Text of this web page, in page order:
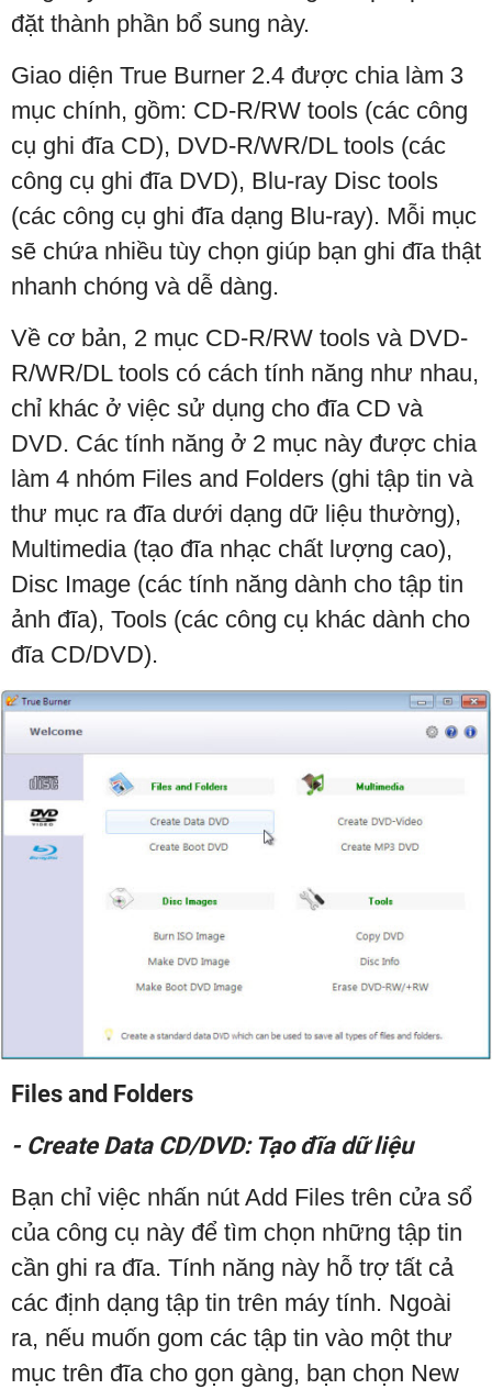
đặt thành phần bổ sung này.
Giao diện True Burner 2.4 được chia làm 3
mục chính, gồm: CD-R/RW tools (các công
cụ ghi đĩa CD), DVD-R/WR/DL tools (các
công cụ ghi đĩa DVD), Blu-ray Disc tools
(các công cụ ghi đĩa dạng Blu-ray). Mỗi mục
sẽ chứa nhiều tùy chọn giúp bạn ghi đĩa thật
nhanh chóng và dễ dàng.
Về cơ bản, 2 mục CD-R/RW tools và DVD-
R/WR/DL tools có cách tính năng như nhau,
chỉ khác ở việc sử dụng cho đĩa CD và
DVD. Các tính năng ở 2 mục này được chia
làm 4 nhóm Files and Folders (ghi tập tin và
thư mục ra đĩa dưới dạng dữ liệu thường),
Multimedia (tạo đĩa nhạc chất lượng cao),
Disc Image (các tính năng dành cho tập tin
ảnh đĩa), Tools (các công cụ khác dành cho
đĩa CD/DVD).
Files and Folders
- Create Data CD/DVD: Tạo đĩa dữ liệu
Bạn chỉ việc nhấn nút Add Files trên cửa sổ
của công cụ này để tìm chọn những tập tin
cần ghi ra đĩa. Tính năng này hỗ trợ tất cả
các định dạng tập tin trên máy tính. Ngoài
ra, nếu muốn gom các tập tin vào một thư
mục trên đĩa cho gọn gàng, bạn chọn New